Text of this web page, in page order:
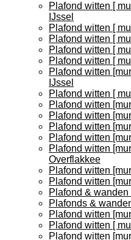
Plafond witten [
IJssel
Plafond witten [
Plafond witten [
Plafond witten [
Plafond witten [
Plafond witten
IJssel
Plafond witten [
Plafond witten
Plafond witten
Plafond witten
Plafond witten
Plafond witten
Overflakkee
Plafond witten
Plafond witten
Plafond &
Plafonds &
Plafond witten
Plafond witten [
Plafond witten